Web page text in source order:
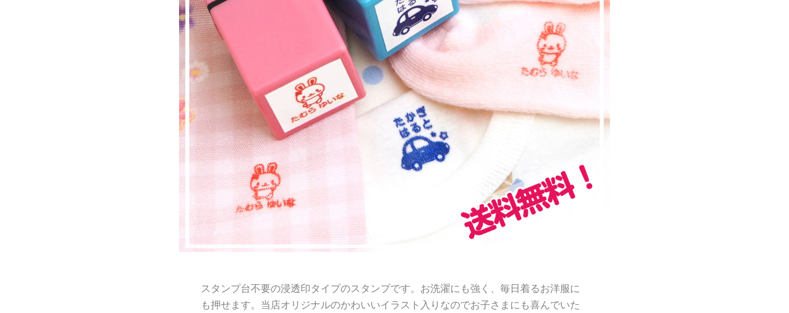
スタンプ台不要の浸透印タイプのスタンプです。お洗濯にも強く、毎日着るお洋服に
も押せます。当店オリジナルのかわいいイラスト入りなのでお子さまにも喜んでいた